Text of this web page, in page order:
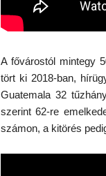
A fővárostól mintegy
tört ki 2018-ban,
Guatemala 32
szerint 62-re
számon, a kitörés